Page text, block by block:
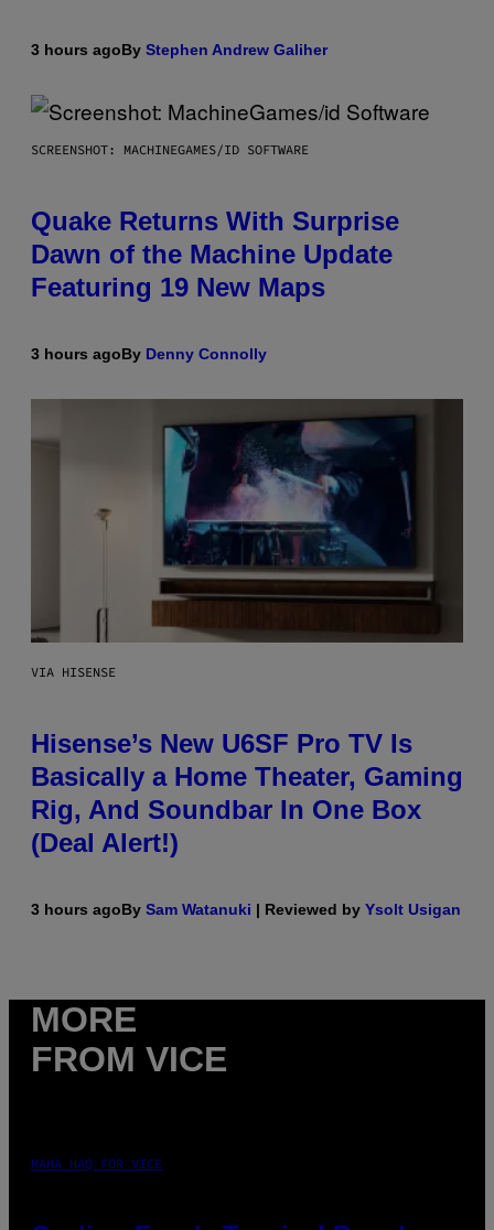
3 hours agoBy Stephen Andrew Galiher
SCREENSHOT: MACHINEGAMES/ID SOFTWARE
Quake Returns With Surprise
Dawn of the Machine Update
Featuring 19 New Maps
3 hours agoBy Denny Connolly
VIA HISENSE
Hisense’s New U6SF Pro TV Is
Basically a Home Theater, Gaming
Rig, And Soundbar In One Box
(Deal Alert!)
3 hours agoBy Sam Watanuki | Reviewed by Ysolt Usigan
MORE
FROM VICE
MAHA HAQ FOR VICE